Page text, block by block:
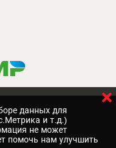
данных для
и т.д.)
не может
помочь нам улучшить